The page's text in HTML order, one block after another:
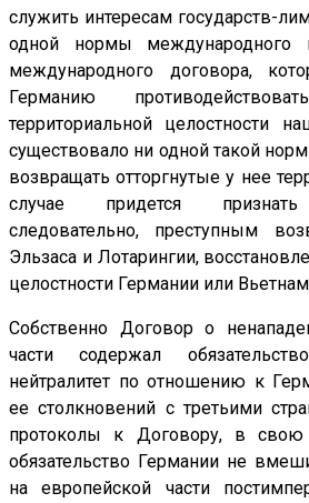
служить интересам государств-
одной нормы
международного договора,
Германию
территориальной целостности
существовало ни одной такой
возвращать отторгнутые у нее
случае придется признать
следовательно, преступным
Эльзаса и Лотарингии,
целостности Германии или
Собственно Договор о
части содержал
нейтралитет по отношению к
ее столкновений с третьими
протоколы к Договору, в свою
обязательство Германии не
на европейской части